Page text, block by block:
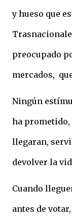
y hueso que
preocupado
mercados,
Ningún
ha prometido,
llegaran,
devolver la
Cuando
antes de